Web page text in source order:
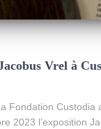
Vrel à
Fondation Custodia
2023 l’exposition